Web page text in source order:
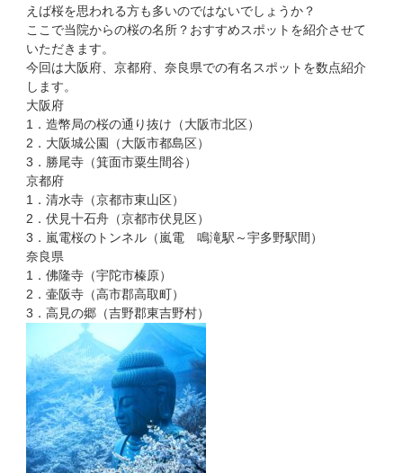
えば桜を思われる方も多いのではないでしょうか？
ここで当院からの桜の名所？おすすめスポットを紹介させて
いただきます。
今回は大阪府、京都府、奈良県での有名スポットを数点紹介
します。
大阪府
1．造幣局の桜の通り抜け（大阪市北区）
2．大阪城公園（大阪市都島区）
3．勝尾寺（箕面市粟生間谷）
京都府
1．清水寺（京都市東山区）
2．伏見十石舟（京都市伏見区）
3．嵐電桜のトンネル（嵐電 鳴滝駅～宇多野駅間）
奈良県
1．佛隆寺（宇陀市榛原）
2．壷阪寺（高市郡高取町）
3．高見の郷（吉野郡東吉野村）